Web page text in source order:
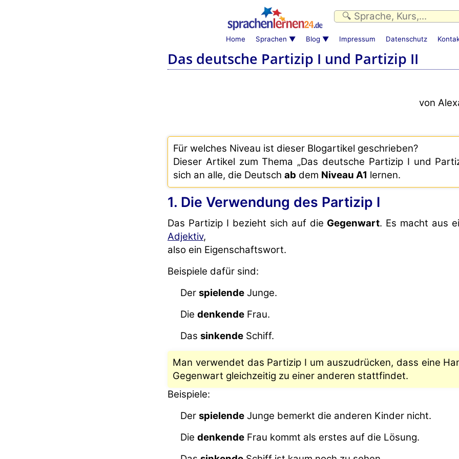
Home Sprachen Blog Impressum Datenschutz
Das deutsche Partizip I und Partizip II
von
Für welches Niveau ist dieser Blogartikel geschrieben?
Dieser Artikel zum Thema „Das deutsche Partizip I und
sich an alle, die Deutsch ab dem Niveau A1 lernen.
1. Die Verwendung des Partizip I
Das Partizip I bezieht sich auf die Gegenwart. Es macht aus
Adjektiv,
also ein Eigenschaftswort.
Beispiele dafür sind:
Der spielende Junge.
Die denkende Frau.
Das sinkende Schiff.
Man verwendet das Partizip I um auszudrücken, dass eine
Gegenwart gleichzeitig zu einer anderen stattfindet.
Beispiele:
Der spielende Junge bemerkt die anderen Kinder nicht.
Die denkende Frau kommt als erstes auf die Lösung.